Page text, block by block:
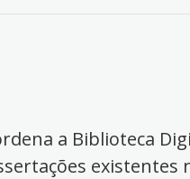
a Biblioteca